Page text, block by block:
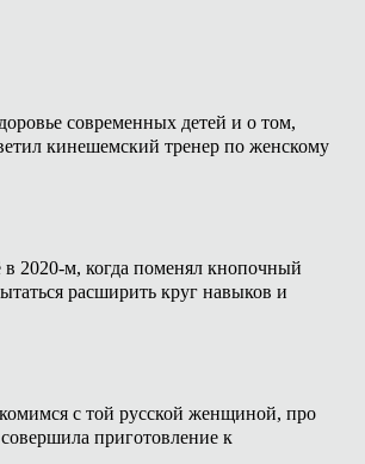
современных детей и о том,
кинешемский тренер по женскому
в 2020-м, когда поменял кнопочный
расширить круг навыков и
с той русской женщиной, про
приготовление к